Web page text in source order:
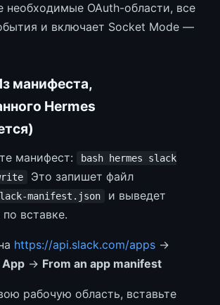
необходимые OAuth-области, все
и включает Socket Mode —
манифеста,
Hermes
манифест:
bash hermes slack
Это запишет файл
manifest.json
и выведет
вставке.
https://api.slack.com/apps →
→ From an app manifest
рабочую область, вставьте